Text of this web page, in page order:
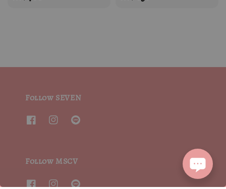
Follow SEVEN
Follow MSCV